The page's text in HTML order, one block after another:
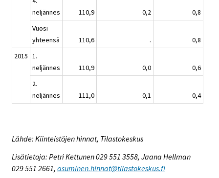
neljännes
110,9 0,2
0,8
Vuosi
yhteensä
110,6 .
0,8
2015 1.
neljännes
110,9 0,0
0,6
2.
neljännes
111,0 0,1 0,4
Lähde: Kiinteistöjen hinnat, Tilastokeskus
Lisätietoja: Petri Kettunen 029 551 3558, Jaana Hellman
029 551 2661, asuminen.hinnat@tilastokeskus.fi